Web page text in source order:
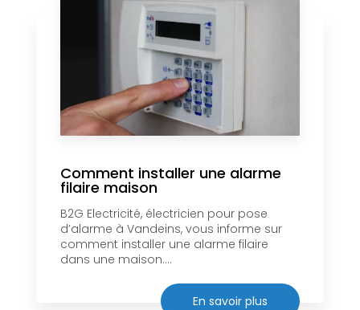
Comment installer une alarme
filaire maison
B2G Electricité, électricien pour pose
d’alarme à Vandeins, vous informe sur
comment installer une alarme filaire
dans une maison....
En savoir plus